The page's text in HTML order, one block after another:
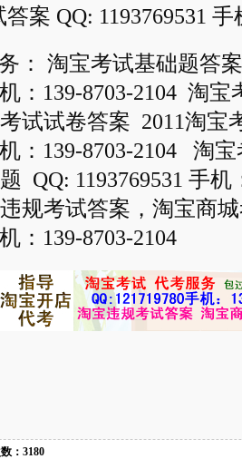
案 QQ: 1193769531
： 淘宝考试基础题答
机：139-8703-2104 淘
试试卷答案 2011淘宝
机：139-8703-2104 淘
QQ: 1193769531 手
规考试答案，淘宝商
：139-8703-2104
：3180